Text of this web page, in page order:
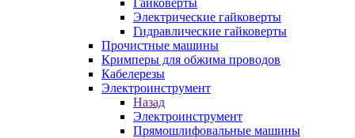
Гайковерты
Электрические гайковерты
Гидравлические гайковерты
Прочистные машины
Кримперы для обжима проводов
Кабелерезы
Электроинструмент
Назад
Электроинструмент
Прямошлифовальные машины